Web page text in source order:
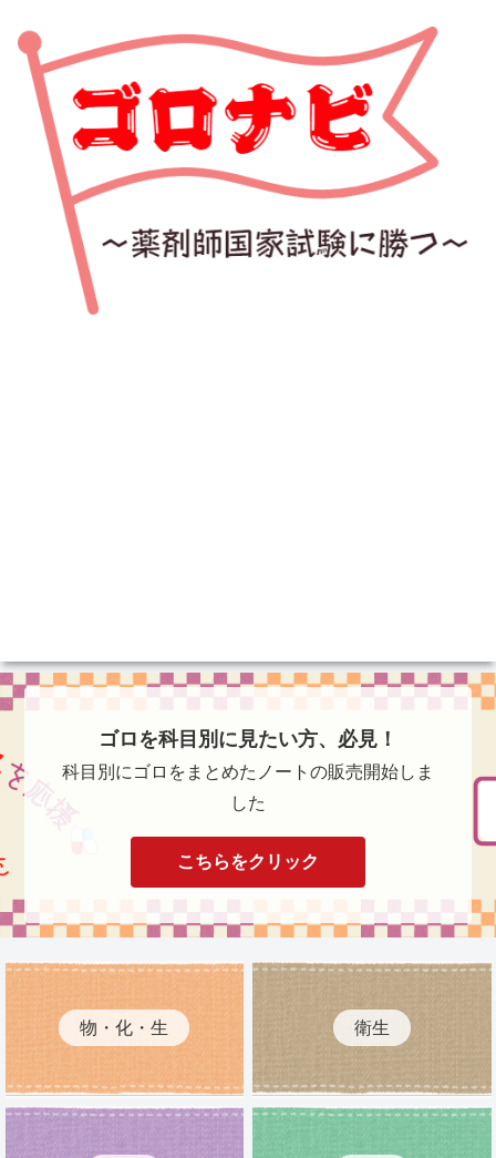
ゴロを科目別に見たい方、必見！
科目別にゴロをまとめたノートの販売開始しま
した
こちらをクリック
物・化・生 衛生